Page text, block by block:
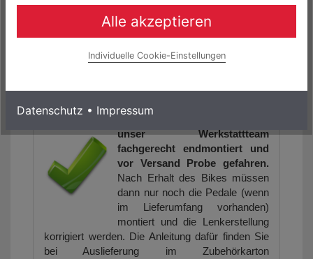
(www.rockmachine-germany.de) zu einem
Zinssatz von 0.0% finanzieren.
Folgende Links könnten Sie auch interessieren:
unser Werkstattteam
fachgerecht endmontiert und
vor Versand Probe gefahren.
Nach Erhalt des Bikes müssen
dann nur noch die Pedale (wenn
im Lieferumfang vorhanden)
montiert und die Lenkerstellung
korrigiert werden. Die Anleitung dafür finden Sie
bei Auslieferung im Zubehörkarton
Alle akzeptieren
Individuelle Cookie-Einstellungen
Datenschutz • Impressum